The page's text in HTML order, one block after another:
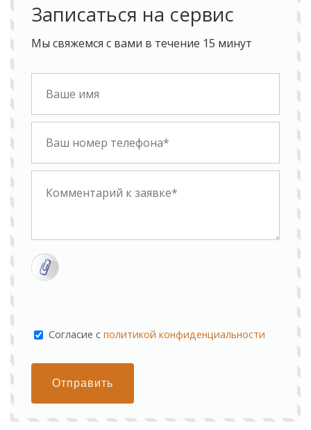
Записаться на сервис
Мы свяжемся с вами в течение 15 минут
Cогласие сполитикой конфиденциальности
Отправить